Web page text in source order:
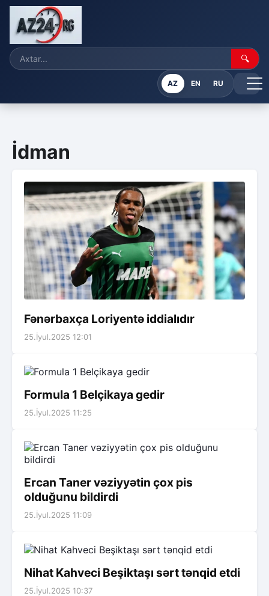
🔍
AZ EN RU
İdman
Fənərbaxça Loriyentə iddialıdır
25.İyul.2025 12:01
Formula 1 Belçikaya gedir
25.İyul.2025 11:25
Ercan Taner vəziyyətin çox pis
olduğunu bildirdi
25.İyul.2025 11:09
Nihat Kahveci Beşiktaşı sərt tənqid etdi
25.İyul.2025 10:37